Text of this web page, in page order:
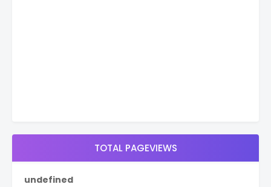
TOTAL PAGEVIEWS
undefined